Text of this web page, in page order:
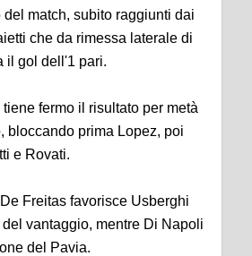
match, subito raggiunti dai
che da rimessa laterale di
il gol dell'1 pari.
tiene fermo il risultato per metà
bloccando prima Lopez, poi
e Rovati.
Freitas favorisce Usberghi
vantaggio, mentre Di Napoli
del Pavia.